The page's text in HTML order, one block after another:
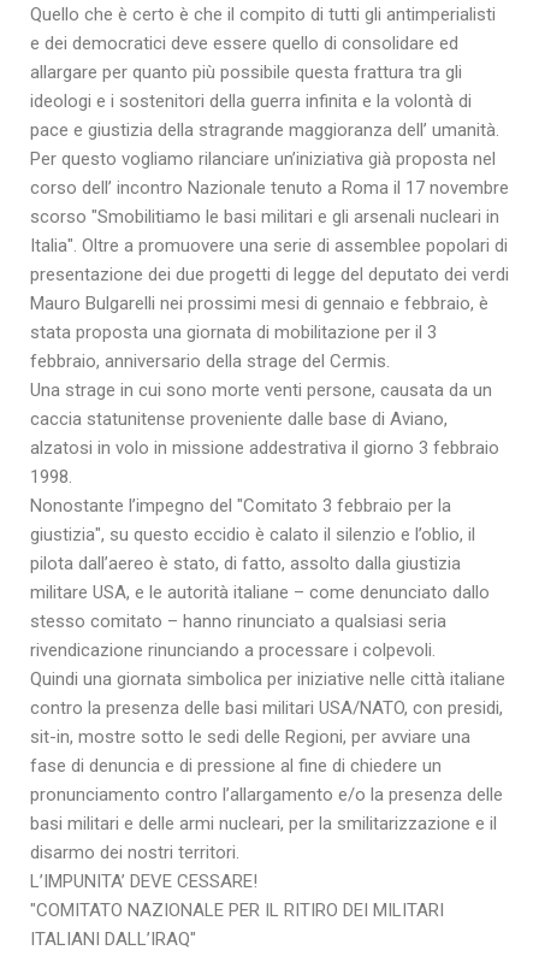
Quello che è certo è che il compito di tutti gli antimperialisti
e dei democratici deve essere quello di consolidare ed
allargare per quanto più possibile questa frattura tra gli
ideologi e i sostenitori della guerra infinita e la volontà di
pace e giustizia della stragrande maggioranza dell’ umanità.
Per questo vogliamo rilanciare un’iniziativa già proposta nel
corso dell’ incontro Nazionale tenuto a Roma il 17 novembre
scorso "Smobilitiamo le basi militari e gli arsenali nucleari in
Italia". Oltre a promuovere una serie di assemblee popolari di
presentazione dei due progetti di legge del deputato dei verdi
Mauro Bulgarelli nei prossimi mesi di gennaio e febbraio, è
stata proposta una giornata di mobilitazione per il 3
febbraio, anniversario della strage del Cermis.
Una strage in cui sono morte venti persone, causata da un
caccia statunitense proveniente dalle base di Aviano,
alzatosi in volo in missione addestrativa il giorno 3 febbraio
1998.
Nonostante l’impegno del "Comitato 3 febbraio per la
giustizia", su questo eccidio è calato il silenzio e l’oblio, il
pilota dall’aereo è stato, di fatto, assolto dalla giustizia
militare USA, e le autorità italiane – come denunciato dallo
stesso comitato – hanno rinunciato a qualsiasi seria
rivendicazione rinunciando a processare i colpevoli.
Quindi una giornata simbolica per iniziative nelle città italiane
contro la presenza delle basi militari USA/NATO, con presidi,
sit-in, mostre sotto le sedi delle Regioni, per avviare una
fase di denuncia e di pressione al fine di chiedere un
pronunciamento contro l’allargamento e/o la presenza delle
basi militari e delle armi nucleari, per la smilitarizzazione e il
disarmo dei nostri territori.
L’IMPUNITA’ DEVE CESSARE!
"COMITATO NAZIONALE PER IL RITIRO DEI MILITARI
ITALIANI DALL’IRAQ"